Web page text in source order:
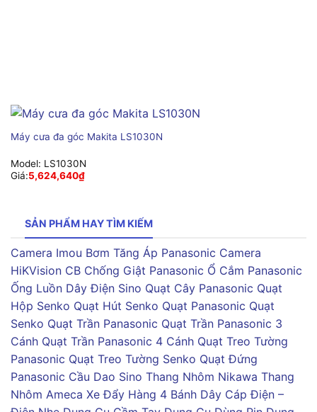
Máy cưa đa góc Makita LS1030N
Model: LS1030N
Giá:5,624,640₫
SẢN PHẨM HAY TÌM KIẾM
Camera Imou Bơm Tăng Áp Panasonic Camera
HiKVision CB Chống Giật Panasonic Ổ Cắm Panasonic
Ống Luồn Dây Điện Sino Quạt Cây Panasonic Quạt
Hộp Senko Quạt Hút Senko Quạt Panasonic Quạt
Senko Quạt Trần Panasonic Quạt Trần Panasonic 3
Cánh Quạt Trần Panasonic 4 Cánh Quạt Treo Tường
Panasonic Quạt Treo Tường Senko Quạt Đứng
Panasonic Cầu Dao Sino Thang Nhôm Nikawa Thang
Nhôm Ameca Xe Đẩy Hàng 4 Bánh Dây Cáp Điện –